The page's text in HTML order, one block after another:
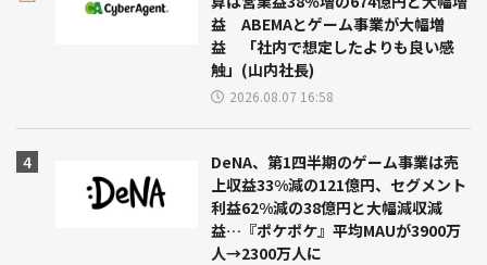
益 ABEMAとゲーム事業が大幅増
益 「社内で想定したよりも良い感
触」(山内社長)
2026.08.07 16:58
DeNA、第1四半期のゲーム事業は売
上収益33%減の121億円、セグメント
利益62%減の38億円と大幅減収減
益…『ポケポケ』平均MAUが3900万
人→2300万人に